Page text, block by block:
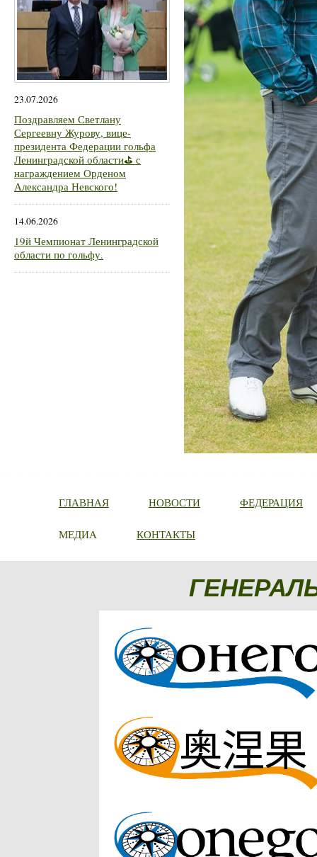
23.07.2026
Поздравляем Светлану
Сергеевну Журову, вице-
президента Федерации гольфа
Ленинградской области⛳ с
награждением Орденом
Александра Невского!
14.06.2026
19й Чемпионат Ленинградской
области по гольфу.
ГЛАВНАЯ НОВОСТИ ФЕДЕРАЦИЯ
МЕДИА КОНТАКТЫ